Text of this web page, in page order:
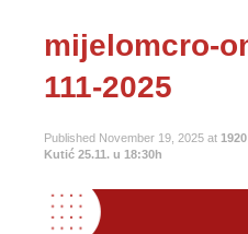
mijelomcro-
111-2025
Published November 19, 2025 at
Kutić 25.11. u 18:30h